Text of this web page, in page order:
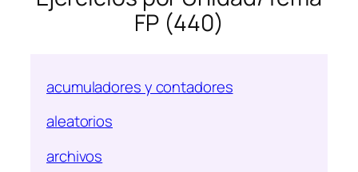
FP (440)
acumuladores y contadores
aleatorios
archivos